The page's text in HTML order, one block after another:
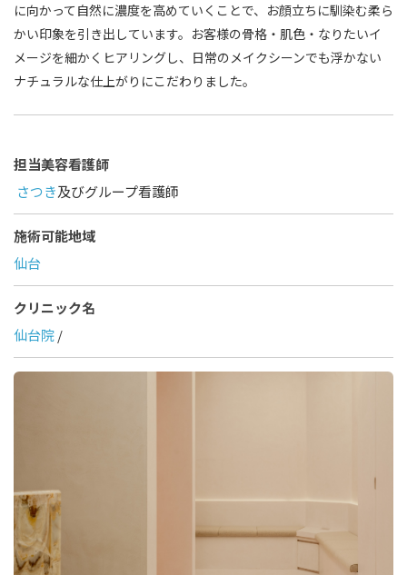
に向かって自然に濃度を高めていくことで、お顔立ちに馴染む柔ら
かい印象を引き出しています。お客様の骨格・肌色・なりたいイ
メージを細かくヒアリングし、日常のメイクシーンでも浮かない
ナチュラルな仕上がりにこだわりました。
担当美容看護師
さつき及びグループ看護師
施術可能地域
仙台
クリニック名
仙台院/